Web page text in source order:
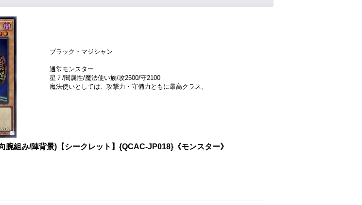
ブラック・マジシャン
通常モンスター
星７/闇属性/魔法使い族/攻2500/守2100
魔法使いとしては、攻撃力・守備力ともに最高クラス。
腕組み/陣背景)【シークレット】{QCAC-JP018}《モンスター》